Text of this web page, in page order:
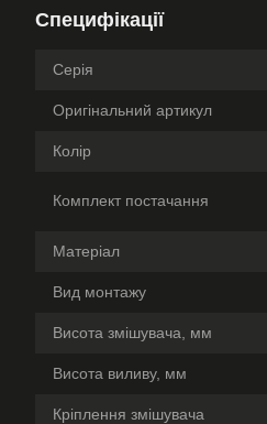
Специфікації
Серія
Оригінальний артикул
Колір
Комплект постачання
Матеріал
Вид монтажу
Висота змішувача, мм
Висота виливу, мм
Кріплення змішувача